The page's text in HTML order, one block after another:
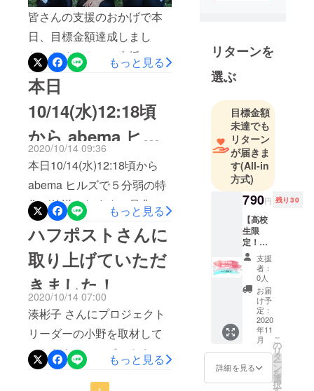
皆さんの支援のおかげで本
日、目標金額達成しまし
た！たくさんのご支援、そ
して応援コメントをいただ
き本当にありがとうござい
ました。引き続き、写真を
撮りたい方を募集しており
ますのでご友人やご家族に
シェアしていただけると嬉
しいです！よろしくお願い
します^^
もっと見る
本日
10/14(水)12:18頃
から abema ヒル
ズに出演します！
2020/10/14 09:36
本日10/14(水)12:18頃から
abema ヒルズで５分弱の特
集が放送されます！是非ご
覧ください^^ABEMAヒルズ
【平日ひる12時〜生放送】
@ABEMA で無料配信中
abema ヒルズ
もっと見る
ハフポストさんに
取り上げていただ
きました！
2020/10/14 07:00
湊彬子 さんにプロジェクト
リーダーの小野を取材して
いただき、ハフポストさん
に記事として取り上げてい
もっと見る
海好きの学
生です。
「生きやす
い選択肢を
持てる社
会」につい
て考えてい
ます。
リターンを
選ぶ
目標金額
未達でも
リターン
が届きま
す(All-in
方式)
790円 残り30
【高校
生限
定！卒
アル写
真撮影
プラン
（メイ
クレッ
スン
無）】
高校生
向けの
プラン
です。
普段か
らご自
支援
者：
0人
お届
け予
定：
2020
年11
月
詳細を見る
こ
の
リ
タ
ー
ン
を
選
択